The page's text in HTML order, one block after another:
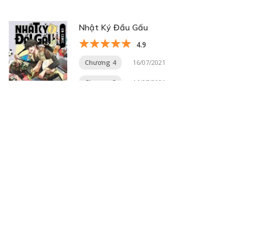
Nhật Ký Đầu Gấu
4.9
Chương 4 16/07/2021
Chương 3 16/07/2021